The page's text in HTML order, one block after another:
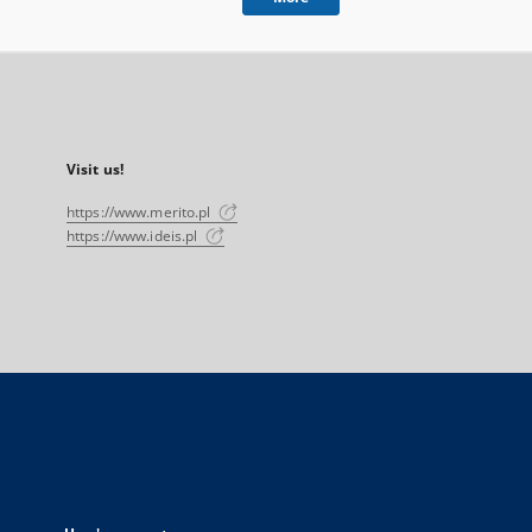
Visit us!
https://www.merito.pl
https://www.ideis.pl